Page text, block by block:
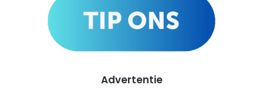
Advertentie